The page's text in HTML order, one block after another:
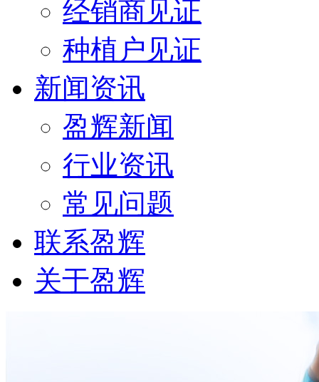
经销商见证
种植户见证
新闻资讯
盈辉新闻
行业资讯
常见问题
联系盈辉
关于盈辉